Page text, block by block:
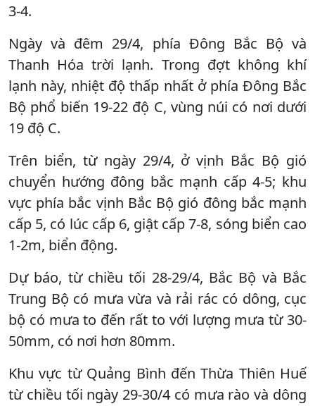
3-4.
Ngày và đêm 29/4, phía Đông Bắc Bộ và
Thanh Hóa trời lạnh. Trong đợt không khí
lạnh này, nhiệt độ thấp nhất ở phía Đông Bắc
Bộ phổ biến 19-22 độ C, vùng núi có nơi dưới
19 độ C.
Trên biển, từ ngày 29/4, ở vịnh Bắc Bộ gió
chuyển hướng đông bắc mạnh cấp 4-5; khu
vực phía bắc vịnh Bắc Bộ gió đông bắc mạnh
cấp 5, có lúc cấp 6, giật cấp 7-8, sóng biển cao
1-2m, biển động.
Dự báo, từ chiều tối 28-29/4, Bắc Bộ và Bắc
Trung Bộ có mưa vừa và rải rác có dông, cục
bộ có mưa to đến rất to với lượng mưa từ 30-
50mm, có nơi hơn 80mm.
Khu vực từ Quảng Bình đến Thừa Thiên Huế
từ chiều tối ngày 29-30/4 có mưa rào và dông